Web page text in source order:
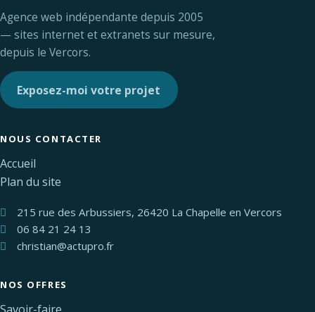
Agence web indépendante depuis 2005
— sites internet et extranets sur mesure,
depuis le Vercors.
Exposez-moi votre projet
NOUS CONTACTER
Accueil
Plan du site
215 rue des Arbussiers, 26420 La Chapelle en Vercors
06 84 21 24 13
christian@actupro.fr
NOS OFFRES